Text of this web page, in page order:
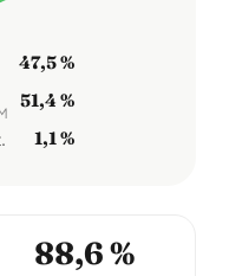
47,5 %
51,4 %
1,1 %
88,6 %